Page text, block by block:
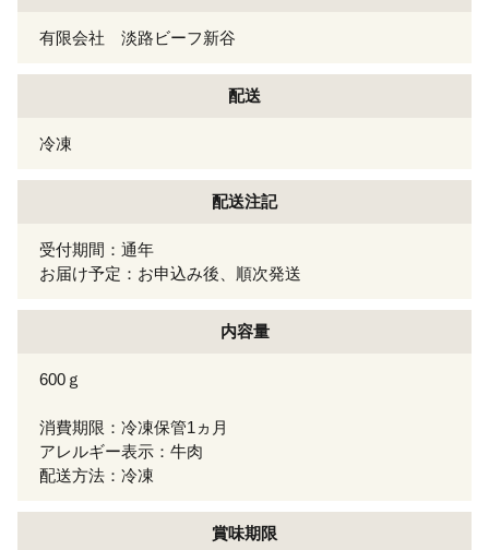
有限会社 淡路ビーフ新谷
配送
冷凍
配送注記
受付期間：通年
お届け予定：お申込み後、順次発送
内容量
600ｇ
消費期限：冷凍保管1ヵ月
アレルギー表示：牛肉
配送方法：冷凍
賞味期限